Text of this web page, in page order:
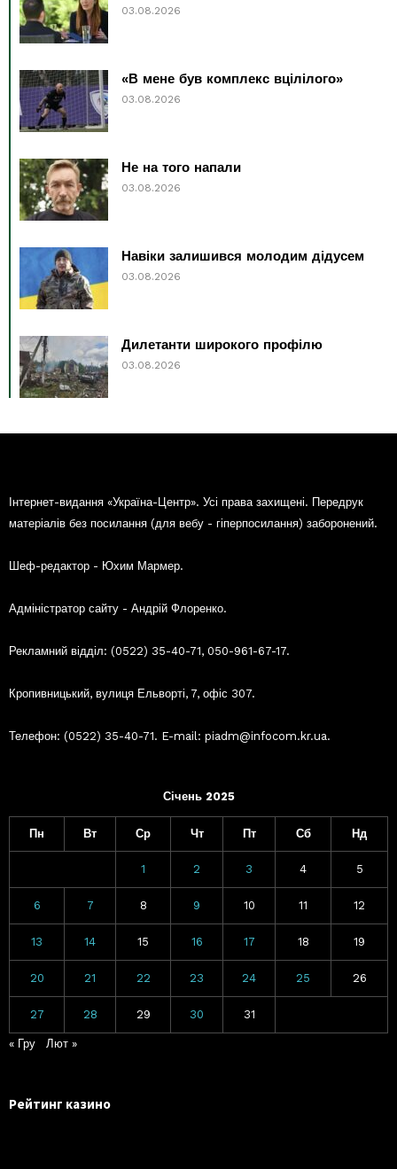
03.08.2026
«В мене був комплекс вцілілого»
03.08.2026
Не на того напали
03.08.2026
Навіки залишився молодим дідусем
03.08.2026
Дилетанти широкого профілю
03.08.2026
Інтернет-видання «Україна-Центр». Усі права захищені. Передрук
матеріалів без посилання (для вебу - гіперпосилання) заборонений.
Шеф-редактор - Юхим Мармер.
Адміністратор сайту - Андрій Флоренко.
Рекламний відділ: (0522) 35-40-71, 050-961-67-17.
Кропивницький, вулиця Ельворті, 7, офіс 307.
Телефон: (0522) 35-40-71. E-mail: piadm@infocom.kr.ua.
Січень 2025
Пн Вт Ср Чт Пт Сб Нд
1 2 3 4 5
6 7 8 9 10 11 12
13 14 15 16 17 18 19
20 21 22 23 24 25 26
27 28 29 30 31
« Гру Лют »
Рейтинг казино